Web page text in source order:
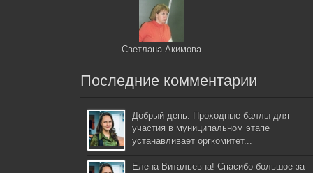
Светлана Акимова
Последние комментарии
Добрый день. Проходные баллы для
участия в муниципальном этапе
устанавливает оргкомитет...
Елена Витальевна! Спасибо большое за